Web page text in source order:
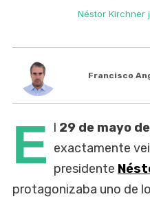
Néstor Kirchner
Francisco
E l 29 de mayo
exactamente
presidente
protagonizaba uno de